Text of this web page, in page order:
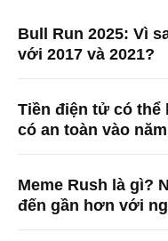
Bull Run 2025: Vì
với 2017 và 2021?
Tiền điện tử có thể
có an toàn vào
Meme Rush là gì?
đến gần hơn với